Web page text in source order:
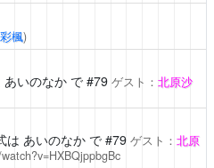
楓)
いのなか で#79 ゲスト： 北原沙
は あいのなか で#79 ゲスト： 北原